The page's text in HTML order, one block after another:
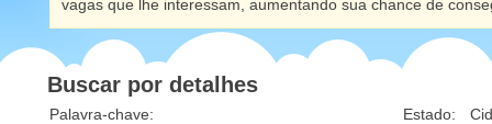
vagas que lhe interessam, aumentando sua chance de
Buscar por detalhes
Palavra-chave: Estado: